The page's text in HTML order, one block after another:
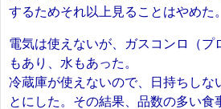
するためそれ以上見ることはやめた。
電気は使えないが、ガスコンロ（プ
もあり、水もあった。
冷蔵庫が使えないので、日持ちしな
とにした。その結果、品数の多い食